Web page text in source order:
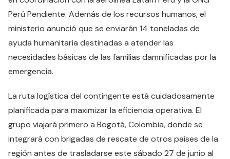
Perú Pendiente. Además de los recursos humanos, el
ministerio anunció que se enviarán 14 toneladas de
ayuda humanitaria destinadas a atender las
necesidades básicas de las familias damnificadas por la
emergencia.
La ruta logística del contingente está cuidadosamente
planificada para maximizar la eficiencia operativa. El
grupo viajará primero a Bogotá, Colombia, donde se
integrará con brigadas de rescate de otros países de la
región antes de trasladarse este sábado 27 de junio al